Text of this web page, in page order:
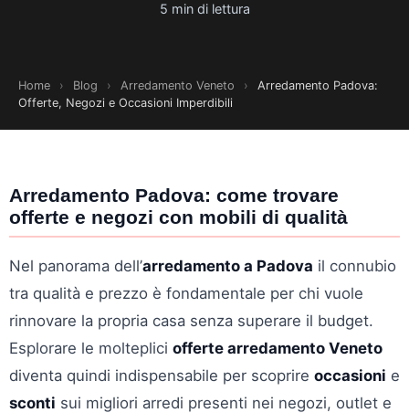
5 min di lettura
Home › Blog › Arredamento Veneto ›
Arredamento Padova:
Offerte, Negozi e Occasioni Imperdibili
Arredamento Padova: come trovare
offerte e negozi con mobili di qualità
Nel panorama dell’arredamento a Padova il connubio
tra qualità e prezzo è fondamentale per chi vuole
rinnovare la propria casa senza superare il budget.
Esplorare le molteplici offerte arredamento Veneto
diventa quindi indispensabile per scoprire occasioni e
sconti sui migliori arredi presenti nei negozi, outlet e